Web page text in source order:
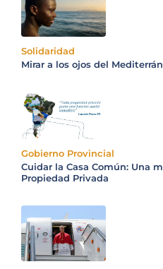
Solidaridad
Mirar a los ojos del
Gobierno Provincial
Cuidar la Casa Común: Una
Propiedad Privada